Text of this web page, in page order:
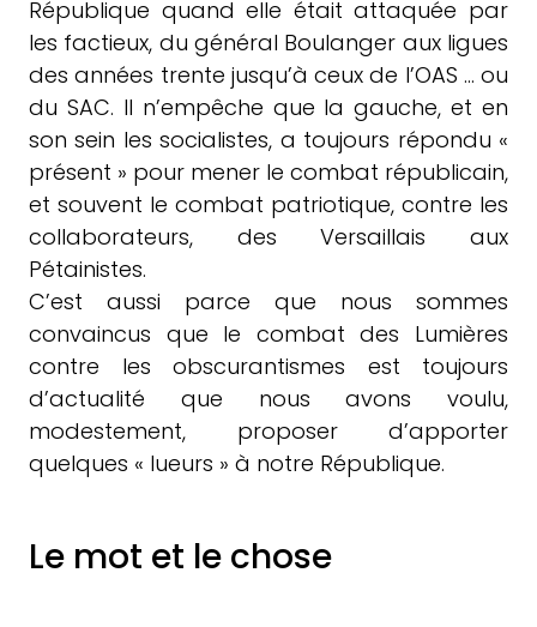
République quand elle était attaquée par
les factieux, du général Boulanger aux ligues
des années trente jusqu’à ceux de l’OAS … ou
du SAC. Il n’empêche que la gauche, et en
son sein les socialistes, a toujours répondu «
présent » pour mener le combat républicain,
et souvent le combat patriotique, contre les
collaborateurs, des Versaillais aux
Pétainistes.
C’est aussi parce que nous sommes
convaincus que le combat des Lumières
contre les obscurantismes est toujours
d’actualité que nous avons voulu,
modestement, proposer d’apporter
quelques « lueurs » à notre République.
Le mot et le chose